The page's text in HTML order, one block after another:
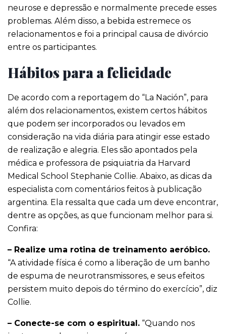
neurose e depressão e normalmente precede esses
problemas. Além disso, a bebida estremece os
relacionamentos e foi a principal causa de divórcio
entre os participantes.
Hábitos para a felicidade
De acordo com a reportagem do “La Nación”, para
além dos relacionamentos, existem certos hábitos
que podem ser incorporados ou levados em
consideração na vida diária para atingir esse estado
de realização e alegria. Eles são apontados pela
médica e professora de psiquiatria da Harvard
Medical School Stephanie Collie. Abaixo, as dicas da
especialista com comentários feitos à publicação
argentina. Ela ressalta que cada um deve encontrar,
dentre as opções, as que funcionam melhor para si.
Confira:
– Realize uma rotina de treinamento aeróbico.
“A atividade física é como a liberação de um banho
de espuma de neurotransmissores, e seus efeitos
persistem muito depois do término do exercício”, diz
Collie.
– Conecte-se com o espiritual. “Quando nos